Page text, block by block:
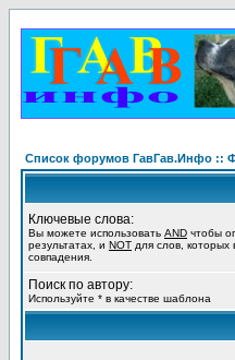
Список форумов ГавГав.Инфо ::
Ключевые слова:
Вы можете использовать AND чтобы
результатах, и NOT для слов, которых
совпадения.
Поиск по автору:
Используйте * в качестве шаблона